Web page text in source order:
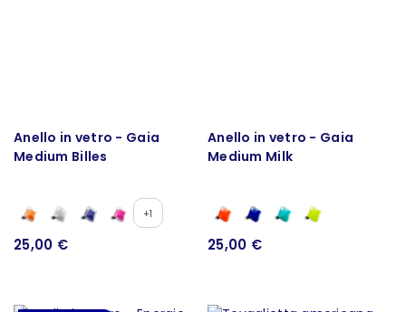
Anello in vetro - Gaia
Medium Billes
+1
25,00 €
Anello in vetro - Gaia
Medium Milk
25,00 €